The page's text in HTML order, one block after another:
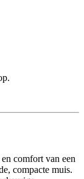
comfort van een
compacte muis.